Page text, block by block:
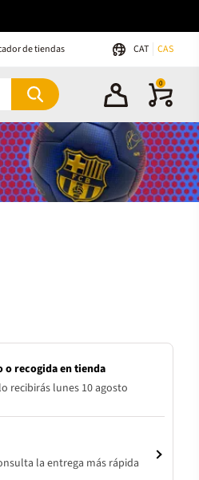
de tiendas CAT CAS
0
o recogida en tienda
recibirás lunes 10 agosto
la entrega más rápida